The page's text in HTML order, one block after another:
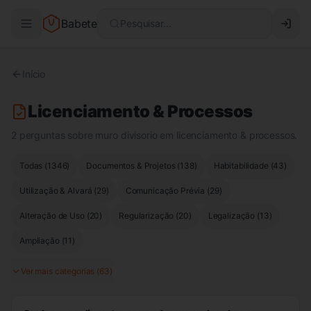
Babete Pesquisar...
Início
Licenciamento & Processos
2 perguntas sobre muro divisorio em licenciamento & processos.
Todas (1346) Documentos & Projetos (138) Habitabilidade (43)
Utilização & Alvará (29) Comunicação Prévia (29)
Alteração de Uso (20) Regularização (20) Legalização (13)
Ampliação (11 )
Ver mais categorias (63)